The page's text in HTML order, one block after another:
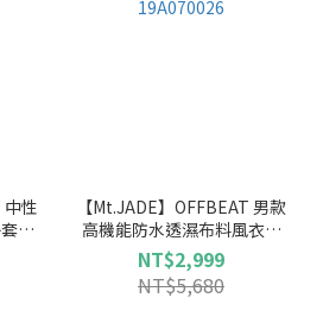
中性
【Mt.JADE】OFFBEAT 男款
高機能防水透濕布料風衣外
套 19A070026
NT$2,999
NT$5,680